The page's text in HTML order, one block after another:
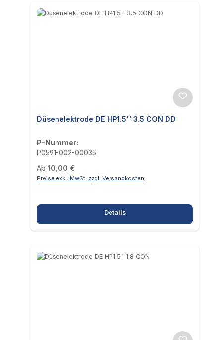
Düsenelektrode DE HP1.5'' 3.5 CON DD
P-Nummer:
P0591-002-00035
Regulärer Preis:
Ab 10,00 €
Preise exkl. MwSt. zzgl. Versandkosten
Details